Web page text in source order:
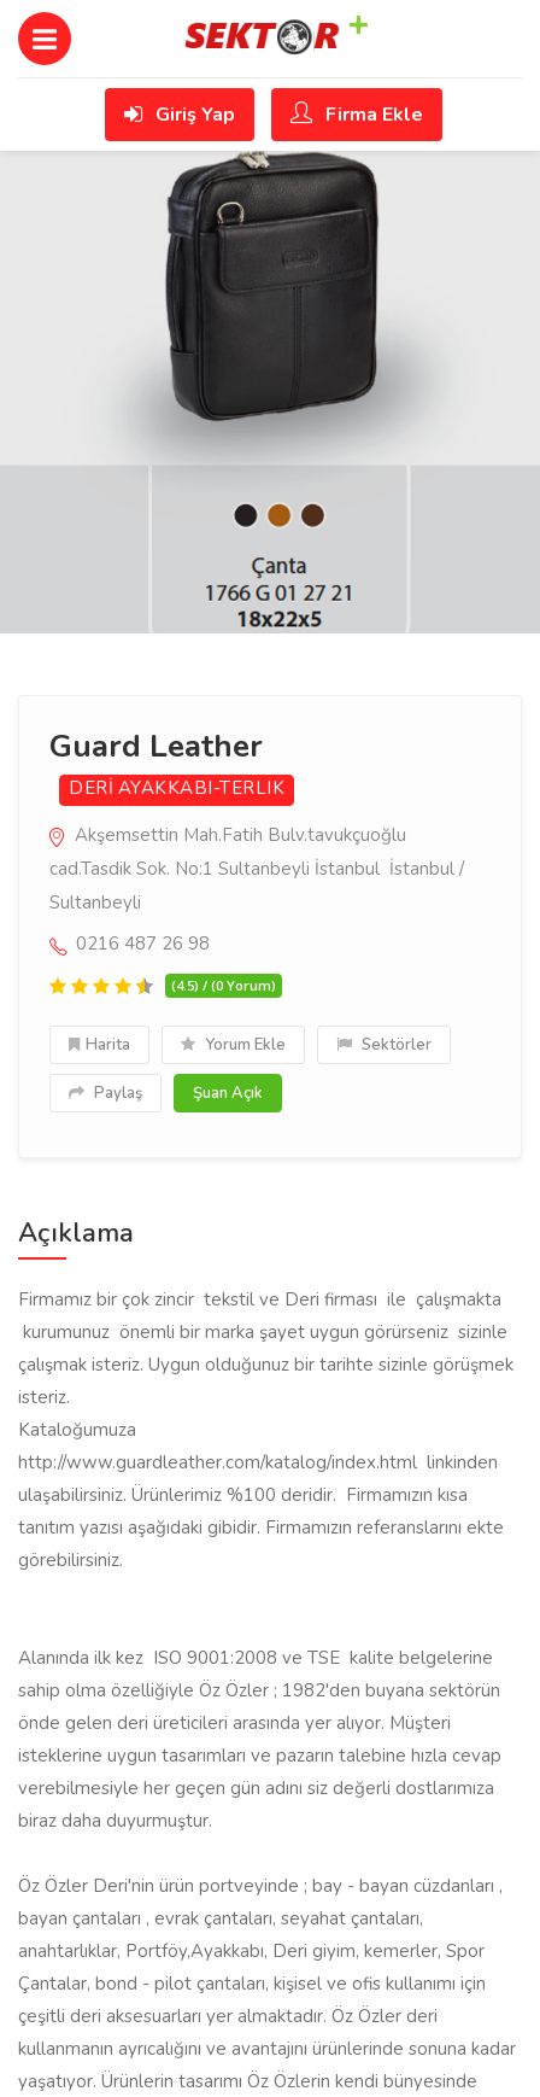
Giriş Yap Firma Ekle
Guard Leather
DERİ AYAKKABI-TERLIK
Akşemsettin Mah.Fatih Bulv.tavukçuoğlu
cad.Tasdik Sok. No:1 Sultanbeyli İstanbul İstanbul /
Sultanbeyli
0216 487 26 98
(4.5) / (0 Yorum)
Harita Yorum Ekle Sektörler
Paylaş Şuan Açık
Açıklama
Firmamız bir çok zincir tekstil ve Deri firması ile çalışmakta
kurumunuz önemli bir marka şayet uygun görürseniz sizinle
çalışmak isteriz. Uygun olduğunuz bir tarihte sizinle görüşmek
isteriz.
Kataloğumuza
http://www.guardleather.com/katalog/index.html linkinden
ulaşabilirsiniz. Ürünlerimiz %100 deridir. Firmamızın kısa
tanıtım yazısı aşağıdaki gibidir. Firmamızın referanslarını ekte
görebilirsiniz.
Alanında ilk kez ISO 9001:2008 ve TSE kalite belgelerine
sahip olma özelliğiyle Öz Özler ; 1982'den buyana sektörün
önde gelen deri üreticileri arasında yer alıyor. Müşteri
isteklerine uygun tasarımları ve pazarın talebine hızla cevap
verebilmesiyle her geçen gün adını siz değerli dostlarımıza
biraz daha duyurmuştur.
Öz Özler Deri'nin ürün portveyinde ; bay - bayan cüzdanları ,
bayan çantaları , evrak çantaları, seyahat çantaları,
anahtarlıklar, Portföy,Ayakkabı, Deri giyim, kemerler, Spor
Çantalar, bond - pilot çantaları, kişisel ve ofis kullanımı için
çeşitli deri aksesuarları yer almaktadır. Öz Özler deri
kullanmanın ayrıcalığını ve avantajını ürünlerinde sonuna kadar
yaşatıyor. Ürünlerin tasarımı Öz Özlerin kendi bünyesinde